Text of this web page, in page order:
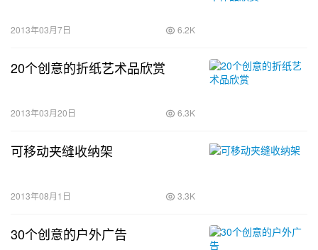
2013年03月7日 6.2K
20个创意的折纸艺术品欣赏
2013年03月20日 6.3K
可移动夹缝收纳架
2013年08月1日 3.3K
30个创意的户外广告